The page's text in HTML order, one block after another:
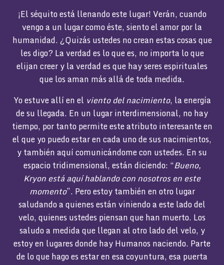
¡El séquito está llenando este lugar! Verán, cuando
vengo a un lugar como éste, siento el amor por la
humanidad. ¿Quizás ustedes no crean estas cosas que
les digo? La verdad es lo que es, no importa lo que
elijan creer y la verdad es que hay seres espirituales
que los aman más allá de toda medida.
Yo estuve allí en el viento del nacimiento, la energía
de su llegada. En un lugar interdimensional, no hay
tiempo, por tanto permite este atributo interesante en
el que yo puedo estar en cada uno de sus nacimientos,
y también aquí comunicándome con ustedes. En su
espacio tridimensional, están diciendo: “Bueno,
Kryon está aquí hablando con nosotros en este
momento”. Pero estoy también en otro lugar
saludando a quienes están viniendo a este lado del
velo, quienes ustedes piensan que han muerto. Los
saludo a medida que llegan al otro lado del velo, y
estoy en lugares donde hay Humanos naciendo. Parte
de lo que hago es estar en esa coyuntura, esa puerta